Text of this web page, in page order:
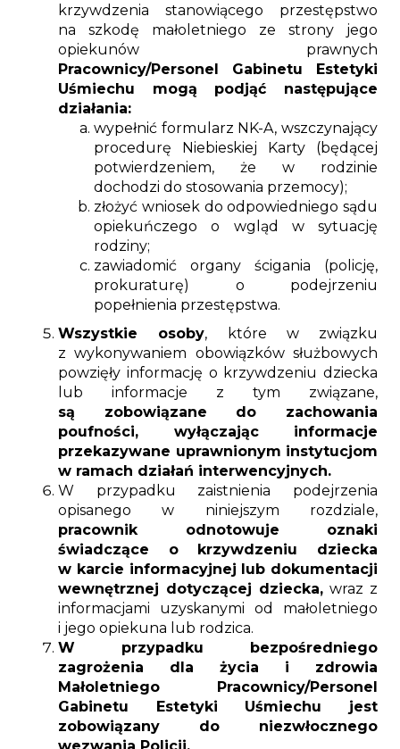
krzywdzenia stanowiącego przestępstwo
na szkodę małoletniego ze strony jego
opiekunów prawnych
Pracownicy/Personel Gabinetu Estetyki
Uśmiechu mogą podjąć następujące
działania:
wypełnić formularz NK-A, wszczynający
procedurę Niebieskiej Karty (będącej
potwierdzeniem, że w rodzinie
dochodzi do stosowania przemocy);
złożyć wniosek do odpowiedniego sądu
opiekuńczego o wgląd w sytuację
rodziny;
zawiadomić organy ścigania (policję,
prokuraturę) o podejrzeniu
popełnienia przestępstwa.
Wszystkie osoby, które w związku
z wykonywaniem obowiązków służbowych
powzięły informację o krzywdzeniu dziecka
lub informacje z tym związane,
są zobowiązane do zachowania
poufności, wyłączając informacje
przekazywane uprawnionym instytucjom
w ramach działań interwencyjnych.
W przypadku zaistnienia podejrzenia
opisanego w niniejszym rozdziale,
pracownik odnotowuje oznaki
świadczące o krzywdzeniu dziecka
w karcie informacyjnej lub dokumentacji
wewnętrznej dotyczącej dziecka,wraz z
informacjami uzyskanymi od małoletniego
i jego opiekuna lub rodzica.
W przypadku bezpośredniego
zagrożenia dla życia i zdrowia
Małoletniego Pracownicy/Personel
Gabinetu Estetyki Uśmiechu jest
zobowiązany do niezwłocznego